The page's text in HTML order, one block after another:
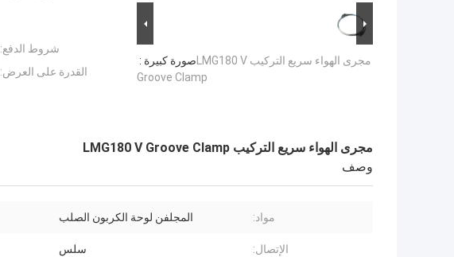
صورة كبيرة :مجرى الهواء سريع التركيب LMG180 V
Groove Clamp
شروط الدفع:
القدرة على العرض:
مجرى الهواء سريع التركيب LMG180 V Groove Clamp
وصف
مواد: المجلفن لوحة الكربون الصلب
الإتصال: سلس